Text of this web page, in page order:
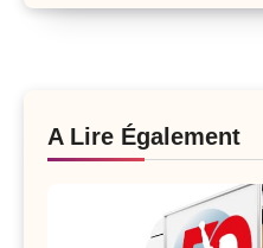
A Lire Également